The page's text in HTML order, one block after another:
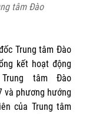
tâm Đào
Trung tâm Đào
kết hoạt động
tâm Đào
và phương hướng
của Trung tâm